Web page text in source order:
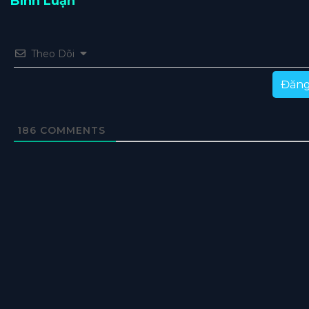
Theo Dõi
186 COMMENTS